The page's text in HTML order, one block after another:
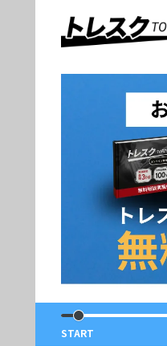
START